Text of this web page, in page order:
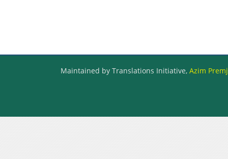
Maintained by Translations Initiative, Azim